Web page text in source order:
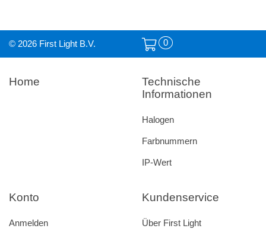
© 2026 First Light B.V. 0
Home
Kundenservice
Über First Light
Konto
Anmelden
Technische
Informationen
Halogen
Farbnummern
IP-Wert